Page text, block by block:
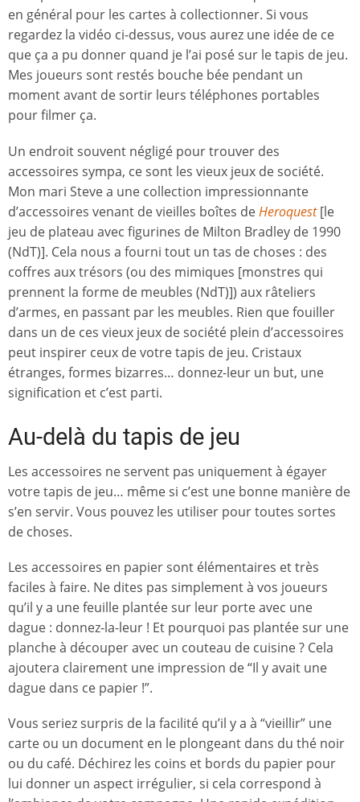
en général pour les cartes à collectionner. Si vous
regardez la vidéo ci-dessus, vous aurez une idée de ce
que ça a pu donner quand je l’ai posé sur le tapis de jeu.
Mes joueurs sont restés bouche bée pendant un
moment avant de sortir leurs téléphones portables
pour filmer ça.
Un endroit souvent négligé pour trouver des
accessoires sympa, ce sont les vieux jeux de société.
Mon mari Steve a une collection impressionnante
d’accessoires venant de vieilles boîtes deHeroquest[le
jeu de plateau avec figurines de Milton Bradley de 1990
(NdT)]. Cela nous a fourni tout un tas de choses : des
coffres aux trésors (ou des mimiques [monstres qui
prennent la forme de meubles (NdT)]) aux râteliers
d’armes, en passant par les meubles. Rien que fouiller
dans un de ces vieux jeux de société plein d’accessoires
peut inspirer ceux de votre tapis de jeu. Cristaux
étranges, formes bizarres… donnez-leur un but, une
signification et c’est parti.
Au-delà du tapis de jeu
Les accessoires ne servent pas uniquement à égayer
votre tapis de jeu… même si c’est une bonne manière de
s’en servir. Vous pouvez les utiliser pour toutes sortes
de choses.
Les accessoires en papier sont élémentaires et très
faciles à faire. Ne dites pas simplement à vos joueurs
qu’il y a une feuille plantée sur leur porte avec une
dague : donnez-la-leur ! Et pourquoi pas plantée sur une
planche à découper avec un couteau de cuisine ? Cela
ajoutera clairement une impression de “Il y avait une
dague dans ce papier !”.
Vous seriez surpris de la facilité qu’il y a à “vieillir” une
carte ou un document en le plongeant dans du thé noir
ou du café. Déchirez les coins et bords du papier pour
lui donner un aspect irrégulier, si cela correspond à